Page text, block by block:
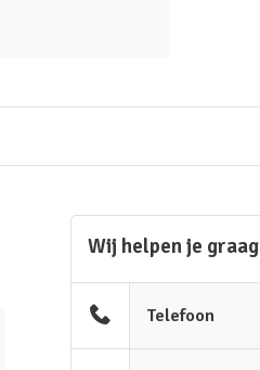
Wij helpen je graag
Telefoon